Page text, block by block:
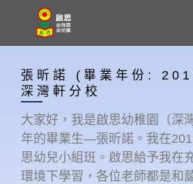
content
張昕諾 (畢業年份:
深灣軒分校
大家好，我是啟思幼稚園（深
年的畢業生—張昕諾。我在
思幼兒小組班。啟思給予我在
環境下學習，各位老師都是和